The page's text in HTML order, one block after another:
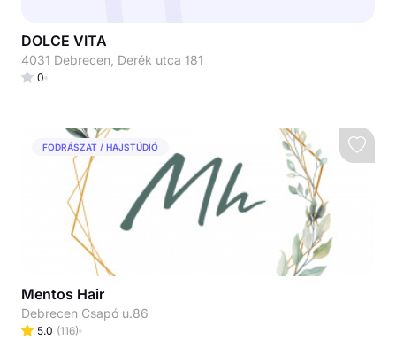
DOLCE VITA
4031 Debrecen, Derék utca 181
0
FODRÁSZAT / HAJSTÚDIÓ
Mentos Hair
Debrecen Csapó u.86
5.0 (116)